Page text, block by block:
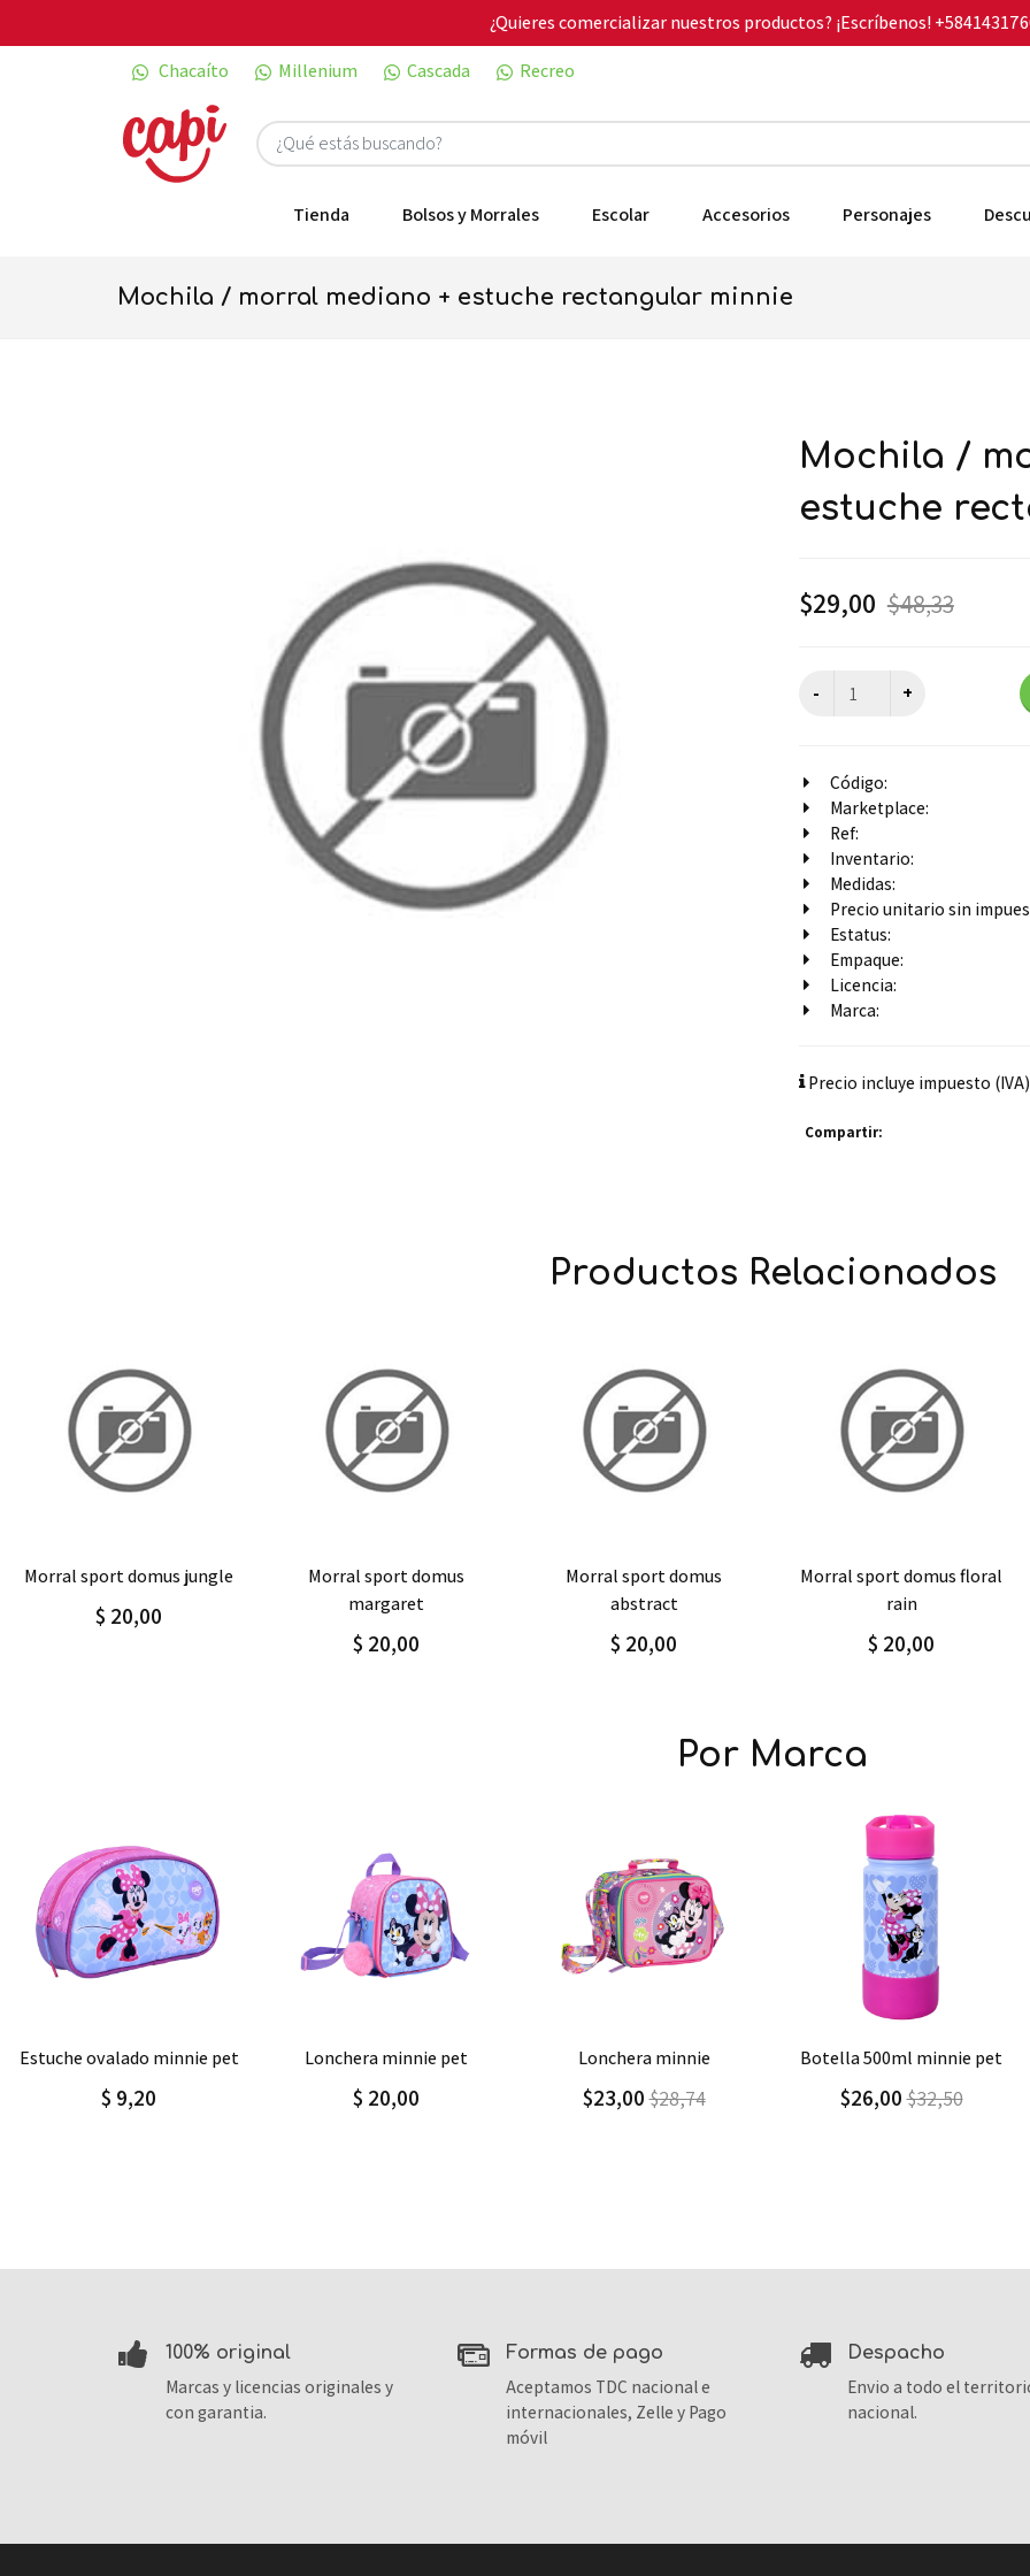
¿Quieres comercializar nuestros productos? ¡Escríbenos!
Chacaíto
Millenium Cascada Recreo
Tienda Bolsos y Morrales Escolar Accesorios Personajes
mochila / morral mediano + estuche rectangular minnie
mochila / morral mediano +
estuche
$29,00 $48,33
Código:
Marketplace:
Ref:
Inventario:
Medidas:
Precio unitario sin
Estatus:
Empaque:
Licencia:
Marca:
Precio incluye impuesto
Compartir:
Productos Relacionados
Agregar Detalle
morral sport domus
margaret
Agregar Detalle
morral sport domus
abstract
$ 20,00
Agregar Detalle
rain
$ 20,00
Agregar Detalle
mochila / morral grande
classic
$ 38,00
Por Marca
Agregar Detalle
lonchera minnie pet
$ 20,00
Agregar Detalle
lonchera minnie
$23,00$28,74
Agregar Detalle
botella 500ml minnie pet
$26,00$32,50
Agregar Detalle
escritorio portatil minnie
mouse
100% original
Marcas y licencias originales y
con garantia.
formas de pago
Aceptamos TDC nacional e
internacionales, Zelle y Pago
móvil
despacho
Envio a todo el
nacional.